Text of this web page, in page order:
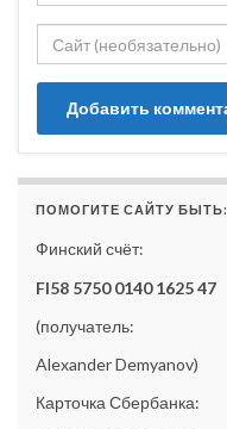
ПОМОГИТЕ САЙТУ БЫТЬ:
Финский счёт:
FI58 5750 0140 1625 47
(получатель:
Alexander Demyanov)
Карточка Сбербанка: